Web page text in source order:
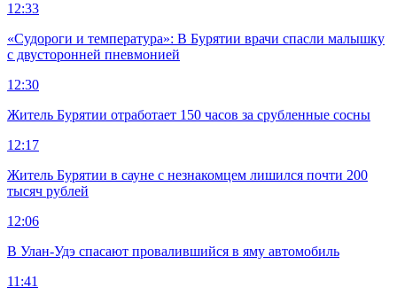
12:33
«Судороги и температура»: В Бурятии врачи спасли малышку
с двусторонней пневмонией
12:30
Житель Бурятии отработает 150 часов за срубленные сосны
12:17
Житель Бурятии в сауне с незнакомцем лишился почти 200
тысяч рублей
12:06
В Улан-Удэ спасают провалившийся в яму автомобиль
11:41